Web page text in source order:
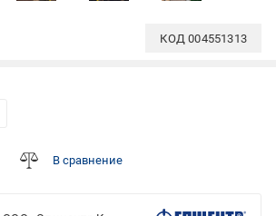
КОД004551313
В сравнение